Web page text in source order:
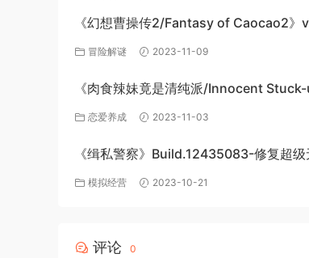
《幻想曹操传2/Fantasy of Caocao2》
下载与介绍
冒险解谜 2023-11-09
《肉食辣妹竟是清纯派/Innocent
机游戏免费下载
恋爱养成 2023-11-03
《缉私警察》Build.12435083-修复超
DLC-官方中文-免费下载
模拟经营 2023-10-21
评论 0